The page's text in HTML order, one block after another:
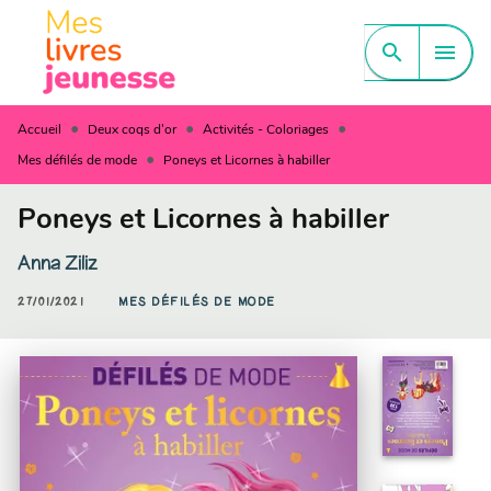
MENU CONTENU
PIED DE PAGE
search menu
Accueil • Deux coqs d'or • Activités - Coloriages •
Mes défilés de mode • Poneys et Licornes à habiller
Poneys et Licornes à habiller
Anna Ziliz
27/01/2021 MES DÉFILÉS DE MODE